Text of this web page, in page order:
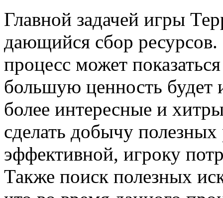
Главной задачей игры
дающийся сбор
процесс может
большую ценность будет
более интересные и
сделать добычу
эффективной, игроку
Также поиск полезных